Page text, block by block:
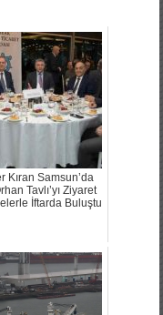
Kıran Samsun’da
Tavlı’yı Ziyaret
İftarda Buluştu